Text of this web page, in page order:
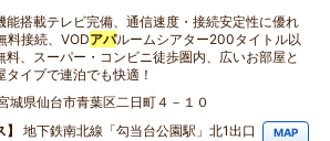
能搭載テレビ完備、通信速度・接続安定性に優れ
料接続、VODアパルームシアター200タイトル以
料、スーパー・コンビニ徒歩圏内、広いお部屋と
タイプで連泊でも快適！
城県仙台市青葉区二日町４－１０
地下鉄南北線「勾当台公園駅」北1出口
MAP